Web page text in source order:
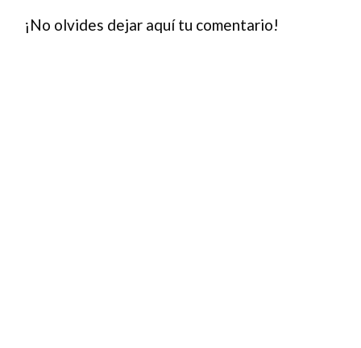
¡No olvides dejar aquí tu comentario!